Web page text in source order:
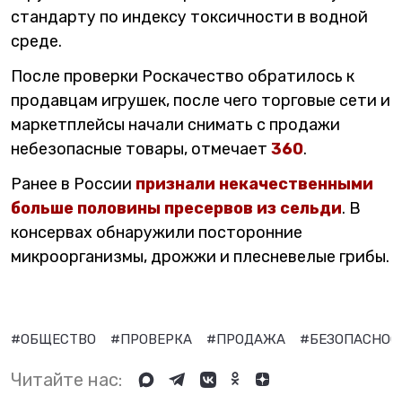
стандарту по индексу токсичности в водной
среде.
После проверки Роскачество обратилось к
продавцам игрушек, после чего торговые сети и
маркетплейсы начали снимать с продажи
небезопасные товары, отмечает 360.
Ранее в России признали некачественными
больше половины пресервов из сельди. В
консервах обнаружили посторонние
микроорганизмы, дрожжи и плесневелые грибы.
#ОБЩЕСТВО #ПРОВЕРКА #ПРОДАЖА
Читайте нас: